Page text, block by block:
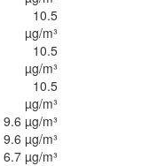
10.5
µg/m³
10.5
µg/m³
10.5
µg/m³
9.6 µg/m³
9.6 µg/m³
6.7 µg/m³